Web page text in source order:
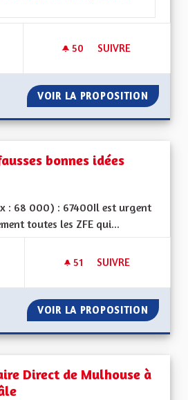
50 50 ABONNÉS
SUIVRE
VOIR LA PROPOSITION LES
bonnes idées
: 68 000) : 67400Il est urgent
toutes les ZFE qui...
51 51 ABONNÉS
SUIVRE
VOIR LA PROPOSITION LES
Direct de Mulhouse à